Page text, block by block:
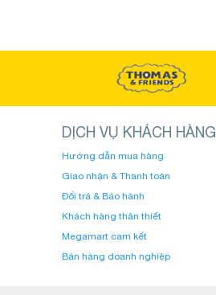
DỊCH VỤ KHÁCH HÀNG
Hướng dẫn mua hàng
Giao nhận & Thanh toán
Đổi trả & Bảo hành
Khách hàng thân thiết
Megamart cam kết
Bán hàng doanh nghiệp